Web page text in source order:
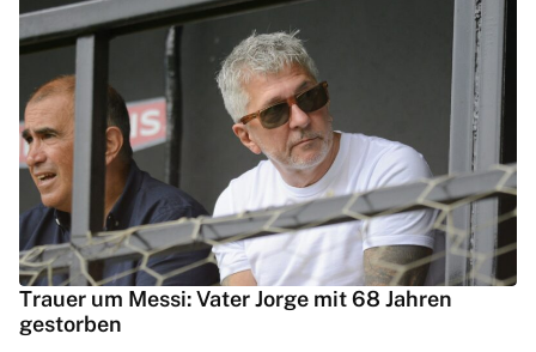
Trauer um Messi: Vater Jorge mit 68 Jahren
gestorben